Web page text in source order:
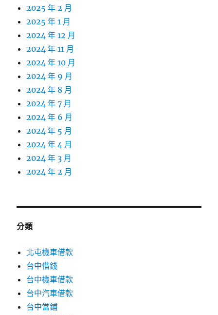
2025 年 2 月
2025 年 1 月
2024 年 12 月
2024 年 11 月
2024 年 10 月
2024 年 9 月
2024 年 8 月
2024 年 7 月
2024 年 6 月
2024 年 5 月
2024 年 4 月
2024 年 3 月
2024 年 2 月
分類
北屯機車借款
台中借錢
台中機車借款
台中汽車借款
台中當鋪